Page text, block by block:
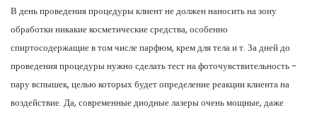
В день проведения процедуры клиент не должен наносить на зону
обработки никакие косметические средства, особенно
спиртосодержащие в том числе парфюм, крем для тела и т. За дней до
проведения процедуры нужно сделать тест на фоточувствительность -
пару вспышек, целью которых будет определение реакции клиента на
воздействие. Да, современные диодные лазеры очень мощные, даже